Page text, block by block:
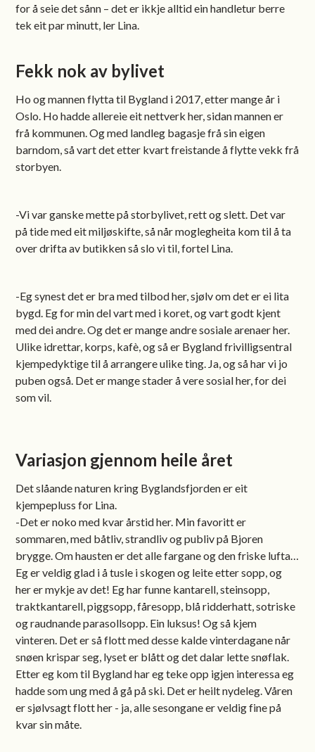
for å seie det sånn – det er ikkje alltid ein handletur berre
tek eit par minutt, ler Lina.
Fekk nok av bylivet
Ho og mannen flytta til Bygland i 2017, etter mange år i
Oslo. Ho hadde allereie eit nettverk her, sidan mannen er
frå kommunen. Og med landleg bagasje frå sin eigen
barndom, så vart det etter kvart freistande å flytte vekk frå
storbyen.
-Vi var ganske mette på storbylivet, rett og slett. Det var
på tide med eit miljøskifte, så når moglegheita kom til å ta
over drifta av butikken så slo vi til, fortel Lina.
-Eg synest det er bra med tilbod her, sjølv om det er ei lita
bygd. Eg for min del vart med i koret, og vart godt kjent
med dei andre. Og det er mange andre sosiale arenaer her.
Ulike idrettar, korps, kafè, og så er Bygland frivilligsentral
kjempedyktige til å arrangere ulike ting. Ja, og så har vi jo
puben også. Det er mange stader å vere sosial her, for dei
som vil.
Variasjon gjennom heile året
Det slåande naturen kring Byglandsfjorden er eit
kjempepluss for Lina.
-Det er noko med kvar årstid her. Min favoritt er
sommaren, med båtliv, strandliv og publiv på Bjoren
brygge. Om hausten er det alle fargane og den friske lufta…
Eg er veldig glad i å tusle i skogen og leite etter sopp, og
her er mykje av det! Eg har funne kantarell, steinsopp,
traktkantarell, piggsopp, fåresopp, blå ridderhatt, sotriske
og raudnande parasollsopp. Ein luksus! Og så kjem
vinteren. Det er så flott med desse kalde vinterdagane når
snøen krispar seg, lyset er blått og det dalar lette snøflak.
Etter eg kom til Bygland har eg teke opp igjen interessa eg
hadde som ung med å gå på ski. Det er heilt nydeleg. Våren
er sjølvsagt flott her - ja, alle sesongane er veldig fine på
kvar sin måte.